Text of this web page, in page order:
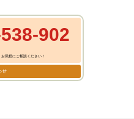
902
お気軽にご相談ください！
せ